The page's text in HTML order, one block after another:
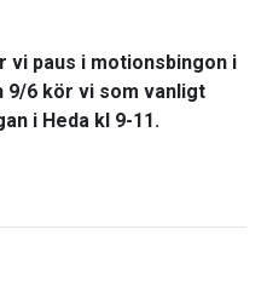
vi paus i motionsbingon i
9/6 kör vi som vanligt
i Heda kl 9-11.